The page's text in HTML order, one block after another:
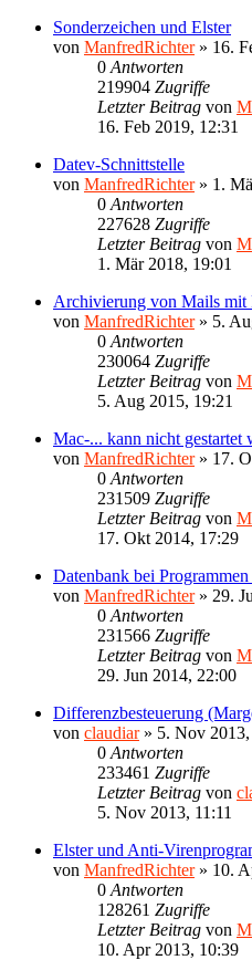
Sonderzeichen und Elster
von ManfredRichter» 16.
0 Antworten
219904 Zugriffe
Letzter Beitrag von
16. Feb 2019, 12:31
Datev-Schnittstelle
von ManfredRichter» 1.
0 Antworten
227628 Zugriffe
Letzter Beitrag von
1. Mär 2018, 19:01
Archivierung von Mails mit
von ManfredRichter» 5.
0 Antworten
230064 Zugriffe
Letzter Beitrag von
5. Aug 2015, 19:21
Mac-... kann nicht gestartet
von ManfredRichter» 17.
0 Antworten
231509 Zugriffe
Letzter Beitrag von
17. Okt 2014, 17:29
Datenbank bei
von ManfredRichter» 29.
0 Antworten
231566 Zugriffe
Letzter Beitrag von
29. Jun 2014, 22:00
Differenzbesteuerung
von claudiar» 5. Nov 2013,
0 Antworten
233461 Zugriffe
Letzter Beitrag von
5. Nov 2013, 11:11
Elster und Anti-
von ManfredRichter» 10.
0 Antworten
128261 Zugriffe
Letzter Beitrag von
10. Apr 2013, 10:39